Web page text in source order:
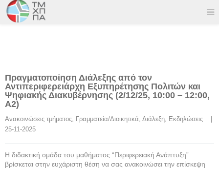
Πραγματοποίηση Διάλεξης από τον
Αντιπεριφερειάρχη Εξυπηρέτησης Πολιτών και
Ψηφιακής Διακυβέρνησης (2/12/25, 10:00 – 12:00,
Α2)
Ανακοινώσεις τμήματος, Γραμματεία/Διοικητικά, Διάλεξη, Εκδηλώσεις
25-11-2025
Η διδακτική ομάδα του μαθήματος “Περιφερειακή Ανάπτυξη”
βρίσκεται στην ευχάριστη θέση να σας ανακοινώσει την επίσκεψη